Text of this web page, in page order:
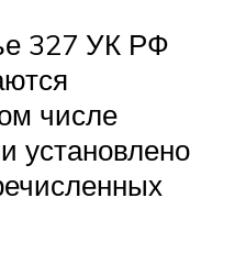
327 УК РФ
числе
установлено